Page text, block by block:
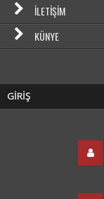
İLETIŞIM
KÜNYE
GİRİŞ